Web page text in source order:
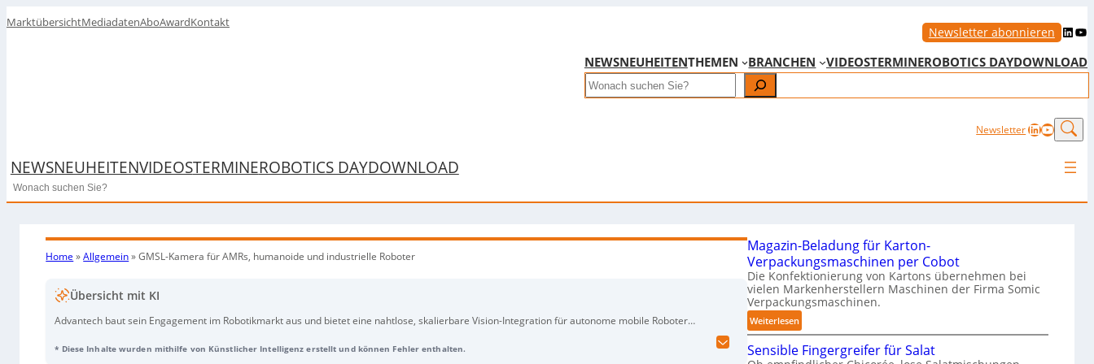
MarktübersichtMediadatenAboAwardKontakt
Newsletter abonnieren LinkedIn YouTube
NEWSNEUHEITENTHEMEN BRANCHEN VIDEOSTERMINEROBOTICS DAYDOWNLOAD
Search
NewsletterLinkedIn
NEWSNEUHEITENVIDEOSTERMINEROBOTICS DAYDOWNLOAD
Search
Home »Allgemein»GMSL-Kamera für AMRs, humanoide und industrielle Roboter
Übersicht mit KI
Advantech baut sein Engagement im Robotikmarkt aus und bietet eine nahtlose, skalierbare Vision-Integration für autonome mobile Roboter
sind, aber in der Integration besonders komplex, adressiert Advantech die typischen Hürden von GMSL2/3-Kameras (hohe Bandbreite, niedrige
* Diese Inhalte wurden mithilfe von Künstlicher Intelligenz erstellt und können Fehler enthalten.
Magazin-Beladung für Karton-
Verpackungsmaschinen per Cobot
Die Konfektionierung von Kartons übernehmen bei
vielen Markenherstellern Maschinen der Firma Somic
Verpackungsmaschinen.
Weiterlesen:
M
Sensible Fingergreifer für Salat